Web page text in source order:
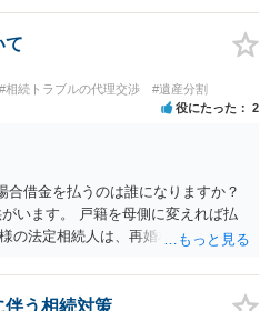
思います。
て
#相続トラブルの代理交渉 #遺産分割
役にたった 2
合借金を払うのは誰になりますか？
います。 戸籍を母側に変えれば払
の法定相続人は、再婚相手とご相談
ません。 ただし、お父様が亡くなっ
家庭裁判所にて「相続放棄」の手続
伴う相続対策